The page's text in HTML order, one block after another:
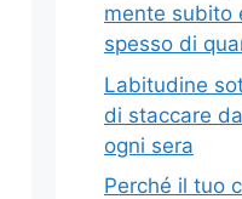
mente subito
spesso di
Labitudine
di staccare
ogni sera
Perché il tuo